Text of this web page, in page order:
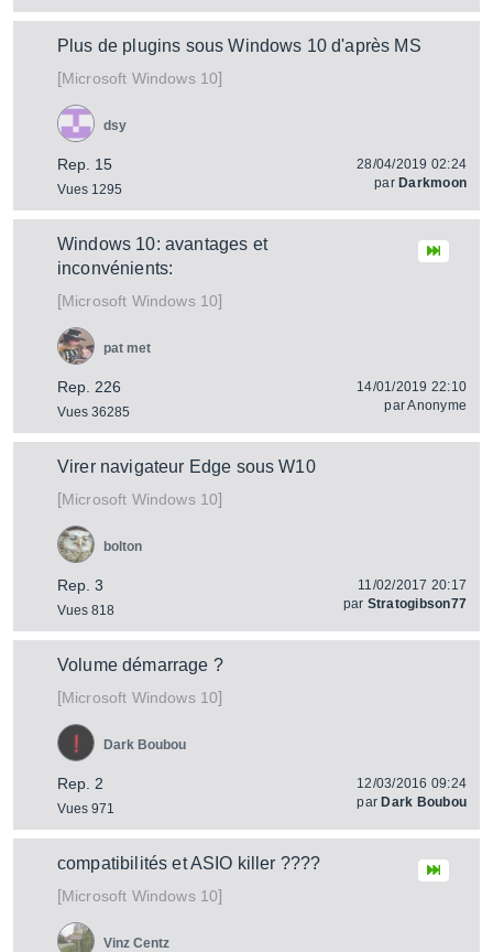
Plus de plugins sous Windows 10 d'après MS
[Microsoft Windows 10]
Rep. 15
Vues 1295
dsy
28/04/2019 02:24
par Darkmoon
Windows 10: avantages et
inconvénients:
[Microsoft Windows 10]
Rep. 226
Vues 36285
pat met
14/01/2019 22:10
parAnonyme
Virer navigateur Edge sous W10
[Microsoft Windows 10]
Rep. 3
Vues 818
bolton
11/02/2017 20:17
par Stratogibson77
Volume démarrage ?
[Microsoft Windows 10]
Rep. 2
Vues 971
Dark Boubou
12/03/2016 09:24
par Dark Boubou
compatibilités et ASIO killer ????
[Microsoft Windows 10]
Vinz Centz